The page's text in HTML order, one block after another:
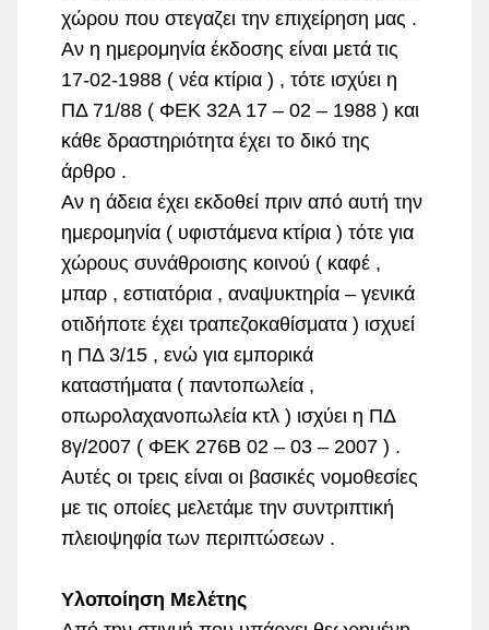
χώρου που στεγαζει την επιχείρηση μας .
Αν η ημερομηνία έκδοσης είναι μετά τις
17-02-1988 ( νέα κτίρια ) , τότε ισχύει η
ΠΔ 71/88 ( ΦΕΚ 32Α 17 – 02 – 1988 ) και
κάθε δραστηριότητα έχει το δικό της
άρθρο .
Αν η άδεια έχει εκδοθεί πριν από αυτή την
ημερομηνία ( υφιστάμενα κτίρια ) τότε για
χώρους συνάθροισης κοινού ( καφέ ,
μπαρ , εστιατόρια , αναψυκτηρία – γενικά
οτιδήποτε έχει τραπεζοκαθίσματα ) ισχυεί
η ΠΔ 3/15 , ενώ για εμπορικά
καταστήματα ( παντοπωλεία ,
οπωρολαχανοπωλεία κτλ ) ισχύει η ΠΔ
8γ/2007 ( ΦΕΚ 276Β 02 – 03 – 2007 ) .
Αυτές οι τρεις είναι οι βασικές νομοθεσίες
με τις οποίες μελετάμε την συντριπτική
πλειοψηφία των περιπτώσεων .
Υλοποίηση Μελέτης